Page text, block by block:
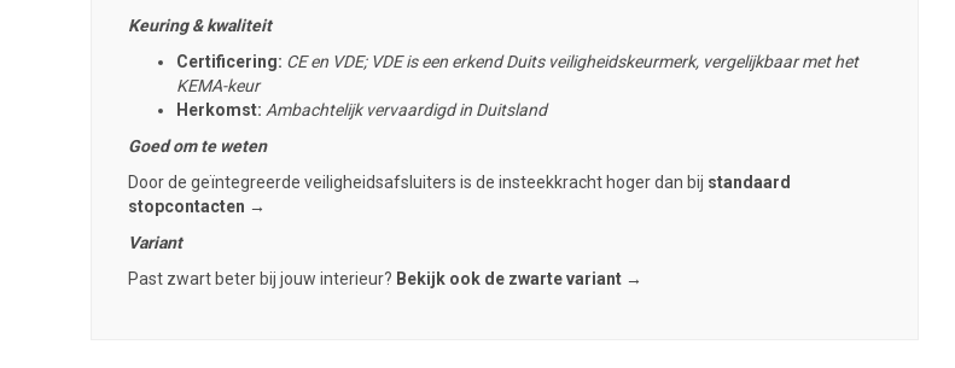
Keuring & kwaliteit
Certificering: CE en VDE; VDE is een erkend Duits veiligheidskeurmerk, vergelijkbaar met het
KEMA-keur
Herkomst: Ambachtelijk vervaardigd in Duitsland
Goed om te weten
Door de geïntegreerde veiligheidsafsluiters is de insteekkracht hoger dan bij standaard
stopcontacten →
Variant
Past zwart beter bij jouw interieur? Bekijk ook de zwarte variant →